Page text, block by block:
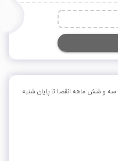
ای سه و شش ماهه انقضا تا پایان شنبه